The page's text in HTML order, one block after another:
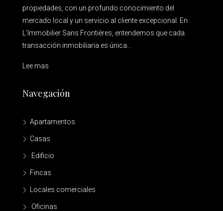
propiedades, con un profundo conocimiento del
mercado local y un servicio al cliente excepcional. En
L’Immobilier Sans Frontières, entendemos que cada
transacción inmobiliaria es única...
Lee mas
Navegación
Apartamentos
Casas
Edificio
Fincas
Locales comerciales
Oficinas